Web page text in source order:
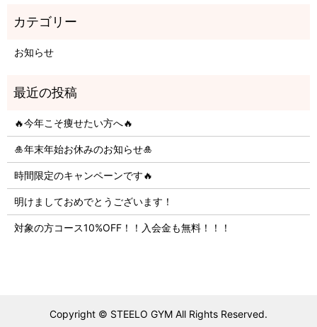
お知らせ
🔥今年こそ痩せたい方へ🔥
🎍年末年始お休みのお知らせ🎍
時間限定のキャンペーンです🔥
明けましておめでとうございます！
対象の方コース10%OFF！！入会金も無料！！！
Copyright © STEELO GYM All Rights Reserved.